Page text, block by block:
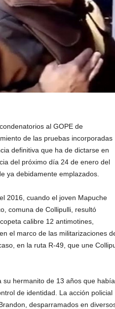
al GOPE de
de las pruebas incorporadas
definitiva que ha de dictarse en
del próximo día 24 de enero del
ya debidamente emplazados.
2016, cuando el joven Mapuche
comuna de Collipulli, resultó
calibre 12 antimotines,
el marco de las militarizaciones
en la ruta R-49, que une
hermanito de 13 años que había
de identidad. La acción policial
desparramados en